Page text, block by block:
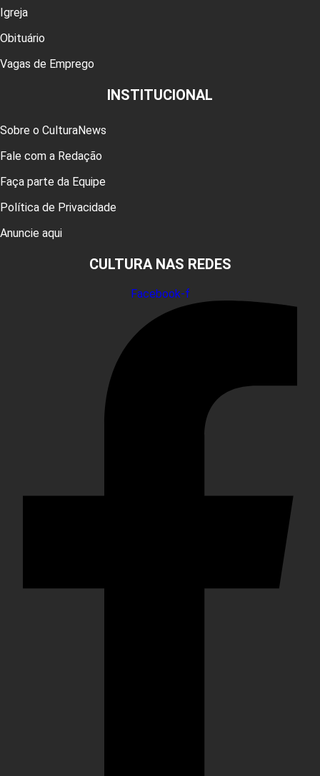
Igreja
Obituário
Vagas de Emprego
INSTITUCIONAL
Sobre o CulturaNews
Fale com a Redação
Faça parte da Equipe
Política de Privacidade
Anuncie aqui
CULTURA NAS REDES
Facebook-f